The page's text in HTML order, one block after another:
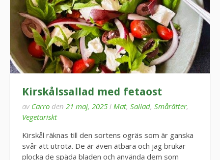
Kirskålssallad med fetaost
av Carro den 21 maj, 2025 i Mat, Sallad, Smårätter,
Vegetariskt
Kirskål räknas till den sortens ogräs som är ganska
svår att utrota. De är även ätbara och jag brukar
plocka de späda bladen och använda dem som